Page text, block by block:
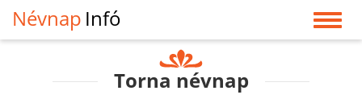
Névnap Infó
Torna névnap